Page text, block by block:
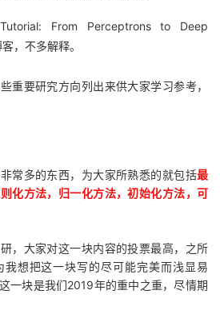
From Perceptrons to Deep
，不多解释。
重要研究方向列出来供大家学习参考，
常多的东西，为大家所熟悉的就包括最
化方法，归一化方法，初始化方法，可
，大家对这一块内容的投票最高，之所
想把这一块写的尽可能完美而浅显易
一块是我们2019年的重中之重，尽情期